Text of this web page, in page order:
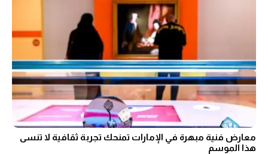
معارض فنية مبهرة في الإمارات تمنحك تجربة ثقافية لا تنسى
هذا الموسم